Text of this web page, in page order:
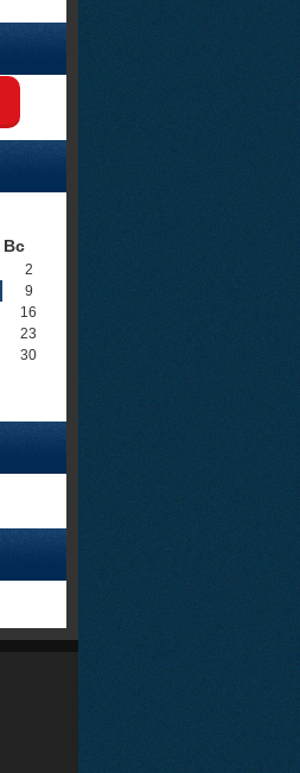
Вс
2
9
16
23
30